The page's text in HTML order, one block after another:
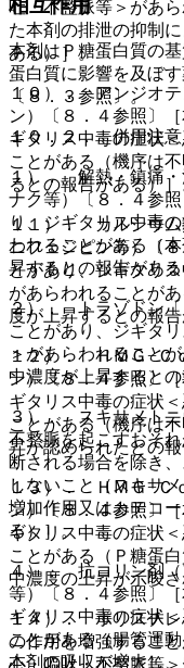
吐・不整脈等＞があ
た本剤の排泄の抑制
ある）］。
１０）． アンジオテ
ン）〔８．４参照〕
ギタリス中毒の症状
ことがある（機序は
るとの報告がある）
１１）． カルシウム
ニフェジピン等）〔
とがあり、ジギタリ
があらわれることが
度が上昇するとの報告
１２）． ＨＭＧ−Ｃ
ン）〔８．４参照〕
ギタリス中毒の症状
ことがある（機序は
昇が認められたとの
１３）． ＨＭＧ−Ｃ
ン）〔８．４参照〕
ギタリス中毒の症状
ことがある（Ｐ糖蛋
中濃度の上昇が示唆
１４）． ポリスチレ
の作用を増強するこ
心・嘔吐・不整脈等
相互作用
本剤はＰ糖蛋白質の
蛋白質に影響を及ぼ
〔８．３参照〕。
１０．２． 併用注意
１）． 解熱・鎮痛・
ナク等）〔８．４参
り、ジギタリス中毒
われることがある（
昇するとの報告があ
２）． トラゾドン〔
ことがあり、ジギタ
＞があらわれること
中濃度が上昇すると
３）． スキサメトニ
不整脈を起こすおそ
断される場合を除き
しないこと（スキサ
増加作用又はカテコ
る）］。
４）． 抗コリン剤（
等）〔８．４参照〕
ギタリス中毒の症状
ことがある（腸管運
本剤の吸収が増大し